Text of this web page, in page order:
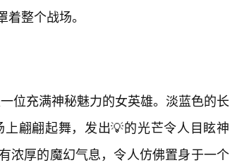
整个战场。
位充满神秘魅力的女英雄。淡蓝色的长
翩翩起舞，发出💡的光芒令人目眩神
浓厚的魔幻气息，令人仿佛置身于一个